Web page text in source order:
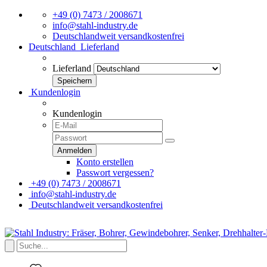
+49 (0) 7473 / 2008671
info@stahl-industry.de
Deutschlandweit versandkostenfrei
Deutschland Lieferland
Lieferland
Kundenlogin
Kundenlogin
Konto erstellen
Passwort vergessen?
+49 (0) 7473 / 2008671
info@stahl-industry.de
Deutschlandweit versandkostenfrei